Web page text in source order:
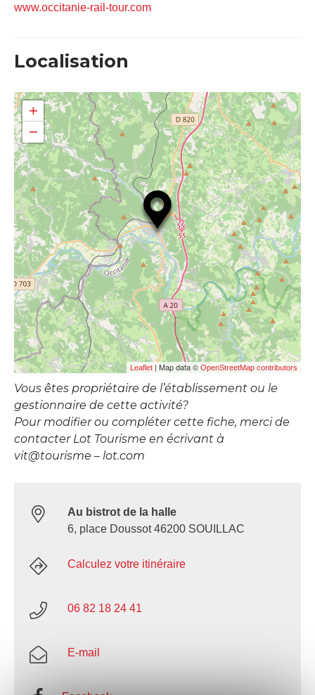
www.occitanie-rail-tour.com
Localisation
+
−
Leaflet | Map data © OpenStreetMap contributors
Vous êtes propriétaire de l’établissement ou le
gestionnaire de cette activité?
Pour modifier ou compléter cette fiche, merci de
contacter Lot Tourisme en écrivant à
vit@tourisme – lot.com
Au bistrot de la halle
6, place Doussot 46200 SOUILLAC
Calculez votre itinéraire
06 82 18 24 41
E-mail